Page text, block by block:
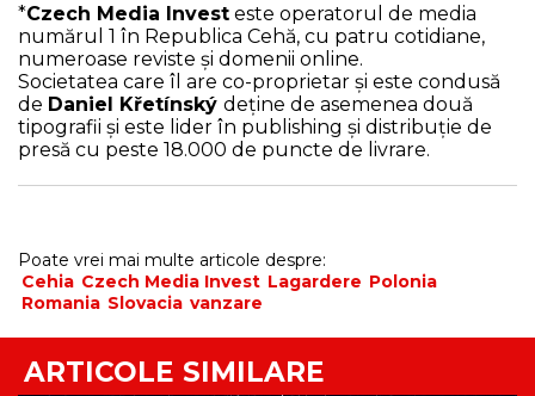
*Czech Media Invest este operatorul de media
numărul 1 în Republica Cehă, cu patru cotidiane,
numeroase reviste și domenii online.
Societatea care îl are co-proprietar și este condusă
de Daniel Křetínský deține de asemenea două
tipografii și este lider în publishing și distribuție de
presă cu peste 18.000 de puncte de livrare.
Poate vrei mai multe articole despre:
Cehia Czech Media Invest Lagardere Polonia
Romania Slovacia vanzare
ARTICOLE SIMILARE